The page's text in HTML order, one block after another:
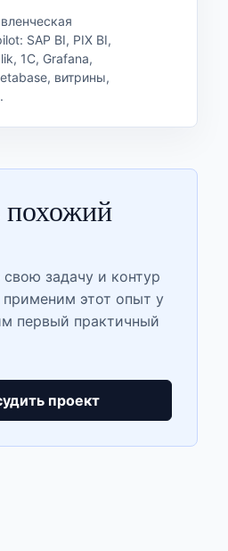
SAP BI, PIX BI,
1С, Grafana,
витрины,
похожий
задачу и контур
этот опыт у
первый практичный
проект